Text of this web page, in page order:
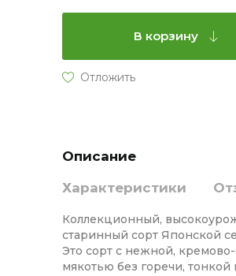
В корзину
Описание
Характеристики
Коллекционный,
старинный сорт Японской
Это сорт с нежной,
мякотью без горечи,